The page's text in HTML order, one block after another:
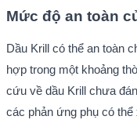
Mức độ an toàn
Dầu Krill có thể an toàn
hợp trong một khoảng
cứu về dầu Krill chưa
các phản ứng phụ có thể